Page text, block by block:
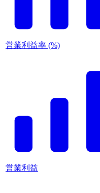
営業利益率 (%)
営業利益